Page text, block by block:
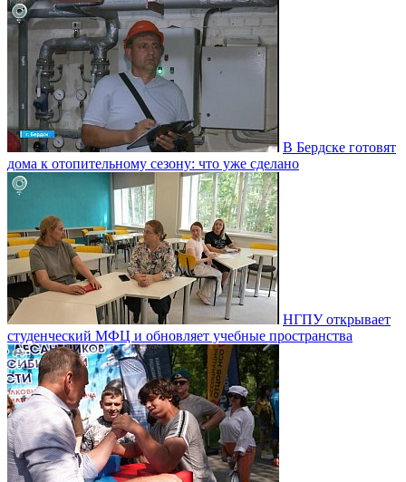
В Бердске готовят
дома к отопительному сезону: что уже сделано
НГПУ открывает
студенческий МФЦ и обновляет учебные пространства